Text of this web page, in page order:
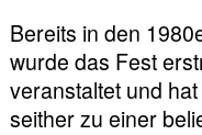
Bereits in den
wurde das Fest
veranstaltet und
seither zu einer